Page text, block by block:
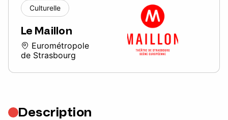
Culturelle
Le Maillon
Eurométropole
de Strasbourg
Description